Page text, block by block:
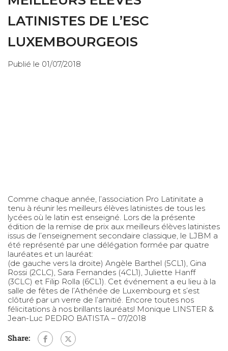
LATINISTES DE L’ESC
LUXEMBOURGEOIS
Publié le 01/07/2018
Comme chaque année, l’association Pro Latinitate a
tenu à réunir les meilleurs élèves latinistes de tous les
lycées où le latin est enseigné. Lors de la présente
édition de la remise de prix aux meilleurs élèves latinistes
issus de l’enseignement secondaire classique, le LJBM a
été représenté par une délégation formée par quatre
lauréates et un lauréat:
(de gauche vers la droite) Angèle Barthel (5CL1), Gina
Rossi (2CLC), Sara Fernandes (4CL1), Juliette Hanff
(3CLC) et Filip Rolla (6CL1). Cet événement a eu lieu à la
salle de fêtes de l’Athénée de Luxembourg et s’est
clôturé par un verre de l’amitié. Encore toutes nos
félicitations à nos brillants lauréats! Monique LINSTER &
Jean-Luc PEDRO BATISTA – 07/2018
Share: